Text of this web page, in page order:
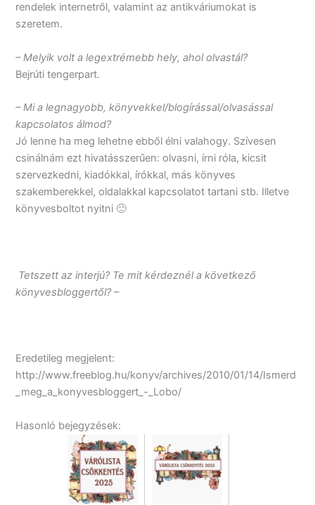
rendelek internetről, valamint az antikváriumokat is
szeretem.
– Melyik volt a legextrémebb hely, ahol olvastál?
Bejrúti tengerpart.
– Mi a legnagyobb, könyvekkel/blogírással/olvasással
kapcsolatos álmod?
Jó lenne ha meg lehetne ebből élni valahogy. Szívesen
csinálnám ezt hivatásszerűen: olvasni, írni róla, kicsit
szervezkedni, kiadókkal, írókkal, más könyves
szakemberekkel, oldalakkal kapcsolatot tartani stb. Illetve
könyvesboltot nyitni 🙂
Tetszett az interjú? Te mit kérdeznél a következő
könyvesbloggertől? –
Eredetileg megjelent:
http://www.freeblog.hu/konyv/archives/2010/01/14/Ismerd
_meg_a_konyvesbloggert_-_Lobo/
Hasonló bejegyzések: